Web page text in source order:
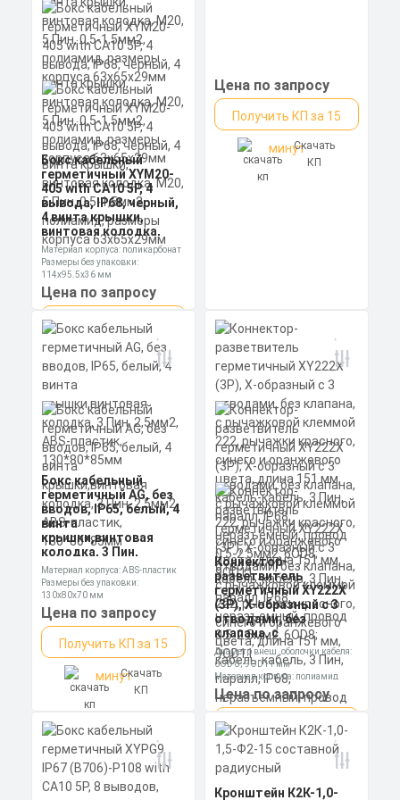
Бокс кабельный
герметичный XYM20-
405 with CA10 5P, 4
вывода, IP68, черный,
4 винта крышки,
винтовая колодка,
М20, 5 Пин, 0,5-1,5мм2,
полиамид, размеры
корпуса 63х65х29мм
Материал корпуса: поликарбонат
Размеры без упаковки:
114х95.5х36 мм
Степень пылевлагозащиты: IP68
Цена по запросу
Получить КП за 15
минутСкачать
КП
Цена по запросу
Получить КП за 15
минутСкачать
КП
Бокс кабельный
герметичный AG, без
вводов, IP65, белый, 4
винта
крышки,винтовая
колодка, 3 Пин,
2,5мм2, ABS-пластик,
130*80*85мм
Материал корпуса: ABS-пластик
Размеры без упаковки:
130х80х70 мм
Степень пылевлагозащиты: IP65
Цена по запросу
Получить КП за 15
минутСкачать
КП
Коннектор-
разветвитель
герметичный XY222X
(3P), X-образный с 3
отводами, без
клапана, с
рычажковой клеммой
222, рычажки
красного, синего и
оранжевого цвета,
длина 151 мм, кабель-
кабель, 3 Пин, паралл,
IP68, неразъемный,
провод 0.5-2.5мм2,
6OD8; 9OD11
Диаметр внеш. оболочки кабеля:
6OD 8; 9OD11 мм
Материал корпуса: полиамид
Номинальное напряжение: 250 В
Цена по запросу
Получить КП за 15
минутСкачать
Кронштейн К2К-1,0-